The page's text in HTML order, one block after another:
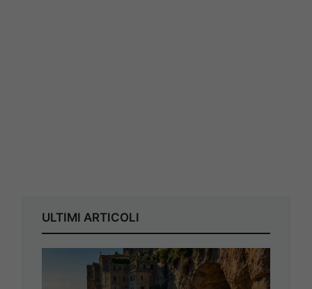
ULTIMI ARTICOLI